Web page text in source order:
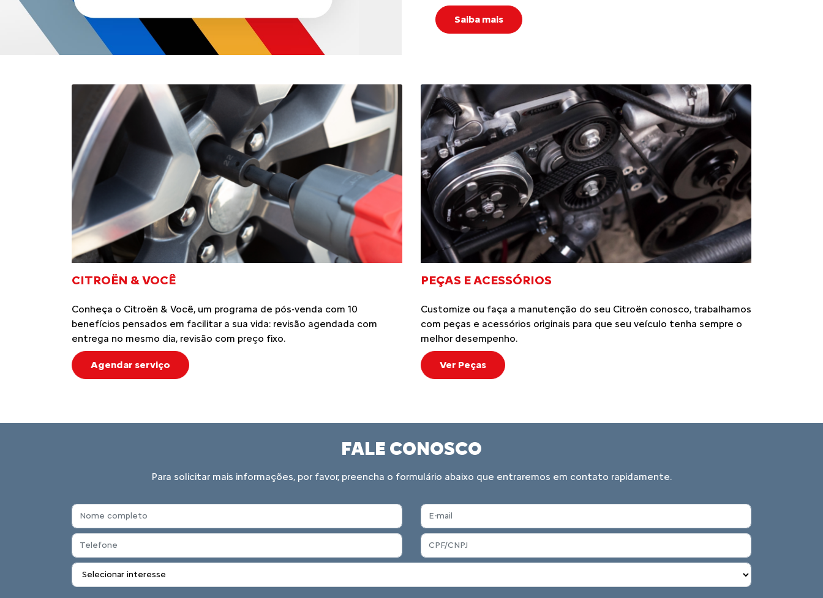
Saiba mais
CITROËN & VOCÊ
Conheça o Citroën & Você, um programa de pós-venda com 10
benefícios pensados em facilitar a sua vida: revisão agendada com
entrega no mesmo dia, revisão com preço fixo.
Agendar serviço
PEÇAS E ACESSÓRIOS
Customize ou faça a manutenção do seu Citroën conosco, trabalhamos
com peças e acessórios originais para que seu veículo tenha sempre o
melhor desempenho.
Ver Peças
FALE CONOSCO
Para solicitar mais informações, por favor, preencha o formulário abaixo que entraremos em contato rapidamente.